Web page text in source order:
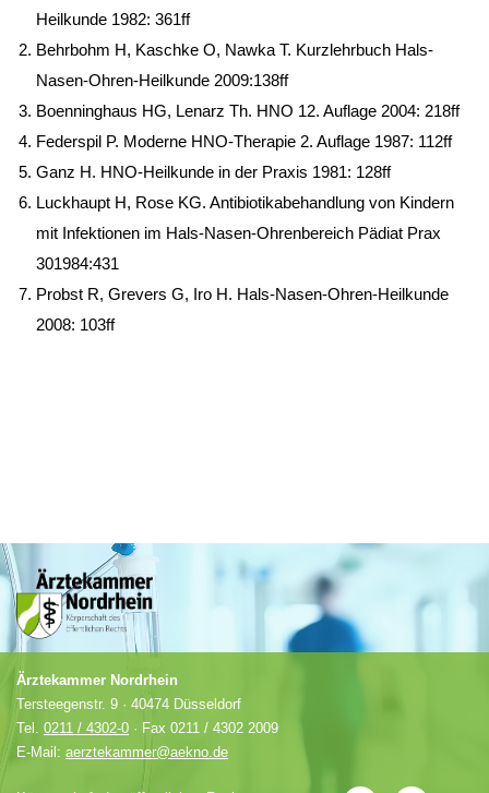
Heilkunde 1982: 361ff
Behrbohm H, Kaschke O, Nawka T. Kurzlehrbuch Hals-
Nasen-Ohren-Heilkunde 2009:138ff
Boenninghaus HG, Lenarz Th. HNO 12. Auflage 2004: 218ff
Federspil P. Moderne HNO-Therapie 2. Auflage 1987: 112ff
Ganz H. HNO-Heilkunde in der Praxis 1981: 128ff
Luckhaupt H, Rose KG. Antibiotikabehandlung von Kindern
mit Infektionen im Hals-Nasen-Ohrenbereich Pädiat Prax
301984:431
Probst R, Grevers G, Iro H. Hals-Nasen-Ohren-Heilkunde
2008: 103ff
Ärztekammer Nordrhein
Tersteegenstr. 9 · 40474 Düsseldorf
Tel. 0211 / 4302-0 · Fax 0211 / 4302 2009
E-Mail: aerztekammer@aekno.de